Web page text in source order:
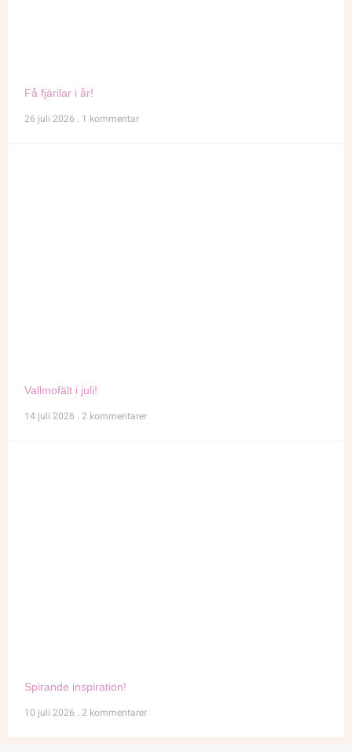
Få fjärilar i år!
26 juli 2026 1 kommentar
Vallmofält i juli!
14 juli 2026 2 kommentarer
Spirande inspiration!
10 juli 2026 2 kommentarer